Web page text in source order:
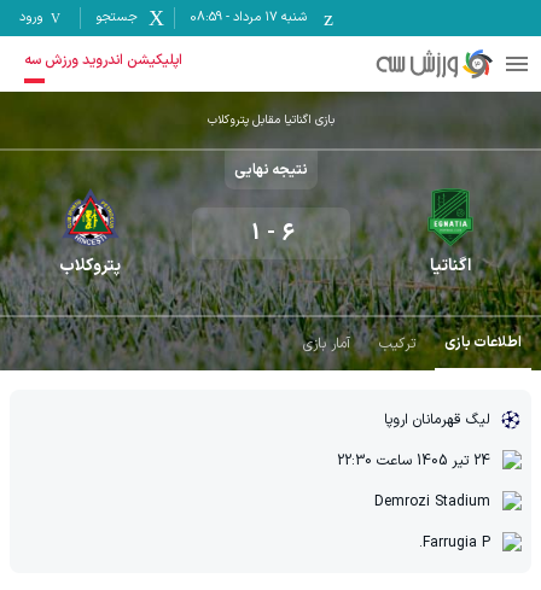
شنبه ۱۷ مرداد -
08:59 جستجو ورود
اپلیکیشن اندروید ورزش سه
بازی اگناتیا مقابل پتروکلاب
نتیجه نهایی
اگناتیا
6
-
1
پتروکلاب
اطلاعات بازی ترکیب آمار بازی
لیگ قهرمانان اروپا
24 تیر 1405
ساعت 22:30
Demrozi Stadium
Farrugia P.